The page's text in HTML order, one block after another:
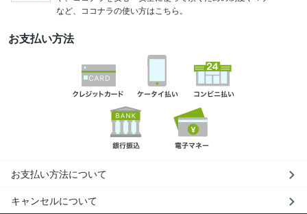
など、ココナラの使い方はこちら。
お支払い方法
お支払い方法について
キャンセルについて